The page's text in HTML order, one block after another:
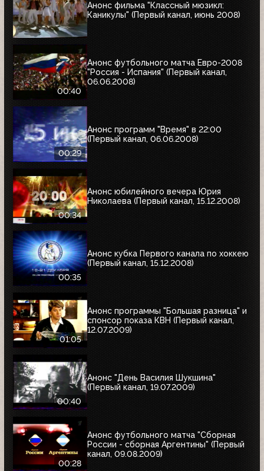
Анонс фильма "Классный мюзикл:
Каникулы" (Первый канал, июнь 2008)
00:40
Анонс футбольного матча Евро-2008
"Россия - Испания" (Первый канал,
06.06.2008)
00:29
Анонс программ "Время" в 22:00
(Первый канал, 06.06.2008)
00:34
Анонс юбилейного вечера Юрия
Николаева (Первый канал, 15.12.2008)
00:35
Анонс кубка Первого канала по хоккею
(Первый канал, 15.12.2008)
01:05
Анонс программы "Большая разница" и
спонсор показа КВН (Первый канал,
12.07.2009)
00:40
Анонс "День Василия Шукшина"
(Первый канал, 19.07.2009)
00:28
Анонс футбольного матча "Сборная
России - сборная Аргентины" (Первый
канал, 09.08.2009)